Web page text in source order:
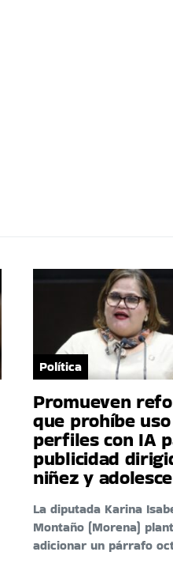
Política
Promueven
que prohíbe
perfiles con IA
publicidad
niñez y
La diputada Karina
Montaño (Morena)
adicionar un párrafo